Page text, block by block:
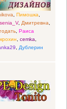
, Пимошка,
, Дмитревна,
, Раиса
крохин, cemka,
, Дублерин